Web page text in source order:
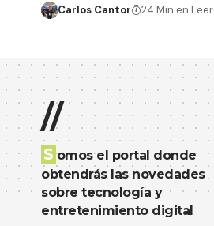
Carlos Cantor 24 Min en Leer
//
S omos el portal donde
obtendrás las novedades
sobre tecnología y
entretenimiento digital